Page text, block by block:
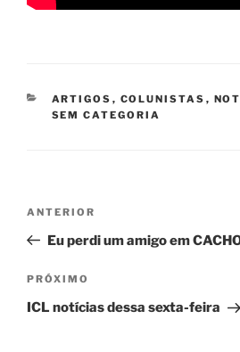
CATEGORIAS
ARTIGOS , COLUNISTAS ,
SEM CATEGORIA
Post
Post
anterior
ANTERIOR
Eu perdi um amigo em
Próximo
post
PRÓXIMO
ICL notícias dessa sexta-feira